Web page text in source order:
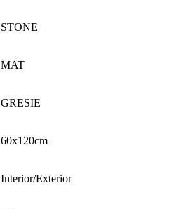
STONE
MAT
GRESIE
60x120cm
Interior/Exterior